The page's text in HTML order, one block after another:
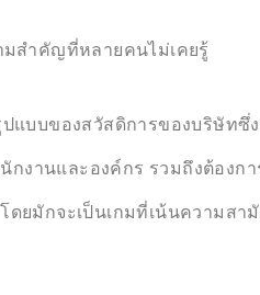
มสำคัญที่หลายคนไม่เคยรู้
แบบของสวัสดิการของบริษัทซึ่
กงานและองค์กร รวมถึงต้อง
ดยมักจะเป็นเกมที่เน้นความส